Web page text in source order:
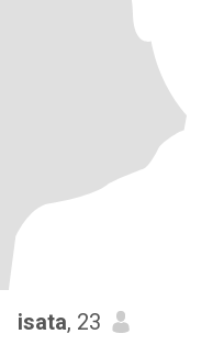
isata, 23